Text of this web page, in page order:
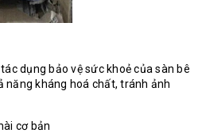
dụng bảo vệ sức khoẻ của sàn bê
năng kháng hoá chất, tránh ảnh
cơ bản